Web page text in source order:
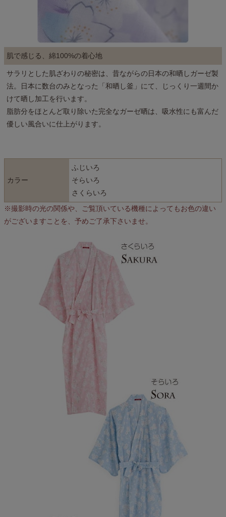
肌で感じる、綿100%の着心地
サラリとした肌ざわりの秘密は、昔ながらの日本の和晒しガーゼ製
法。日本に数台のみとなった「和晒し釜」にて、じっくり一週間か
けて晒し加工を行います。
脂肪分をほとんど取り除いた完全なガーゼ晒は、吸水性にも富んだ
優しい風合いに仕上がります。
カラー
ふじいろ
そらいろ
さくらいろ
※撮影時の光の関係や、ご覧頂いている機種によってもお色の違い
がございますことを、予めご了承下さいませ。